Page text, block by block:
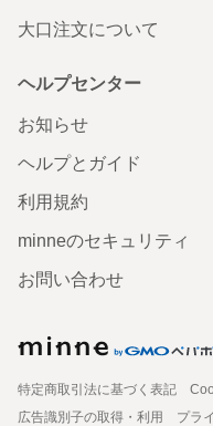
大口注文について
ヘルプセンター
お知らせ
ヘルプとガイド
利用規約
minneのセキュリティ
お問い合わせ
特定商取引法に基づく表記
広告識別子の取得・利用
プラ